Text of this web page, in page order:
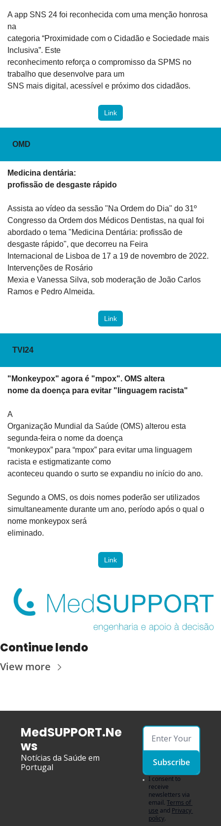
A app SNS 24 foi reconhecida com uma menção honrosa
na
categoria “Proximidade com o Cidadão e Sociedade mais
Inclusiva”. Este
reconhecimento reforça o compromisso da SPMS no
trabalho que desenvolve para um
SNS mais digital, acessível e próximo dos cidadãos.
Link
OMD
Medicina dentária:
profissão de desgaste rápido
Assista ao vídeo da sessão "Na Ordem do Dia" do 31º
Congresso da Ordem dos Médicos Dentistas, na qual foi
abordado o tema "Medicina Dentária: profissão de
desgaste rápido", que decorreu na Feira
Internacional de Lisboa de 17 a 19 de novembro de 2022.
Intervenções de Rosário
Mexia e Vanessa Silva, sob moderação de João Carlos
Ramos e Pedro Almeida.
Link
TVI24
"Monkeypox" agora é "mpox". OMS altera
nome da doença para evitar "linguagem racista"
A
Organização Mundial da Saúde (OMS) alterou esta
segunda-feira o nome da doença
“monkeypox” para “mpox” para evitar uma linguagem
racista e estigmatizante como
aconteceu quando o surto se expandiu no início do ano.
Segundo a OMS, os dois nomes poderão ser utilizados
simultaneamente durante um ano, período após o qual o
nome monkeypox será
eliminado.
Link
Continue lendo
View more
MedSUPPORT.Ne
ws
Notícias da Saúde em
Portugal
Subscribe
I consent to
receive
newsletters via
email. Terms of
use and Privacy
policy.